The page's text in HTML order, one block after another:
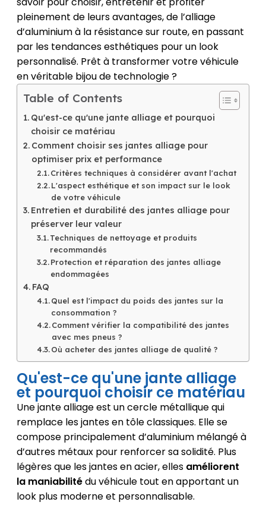
pleinement de leurs avantages, de l’alliage
d’aluminium à la résistance sur route, en passant
par les tendances esthétiques pour un look
personnalisé. Prêt à transformer votre véhicule
en véritable bijou de technologie ?
Table of Contents
Qu'est-ce qu'une jante alliage et pourquoi
choisir ce matériau
Comment choisir ses jantes alliage pour
optimiser prix et performance
Critères techniques à considérer avant l'achat
L'aspect esthétique et son impact sur le look
de votre véhicule
Entretien et durabilité des jantes alliage pour
préserver leur valeur
Techniques de nettoyage et produits
recommandés
Protection et réparation des jantes alliage
endommagées
FAQ
Quel est l'impact du poids des jantes sur la
consommation ?
Comment vérifier la compatibilité des jantes
avec mes pneus ?
Où acheter des jantes alliage de qualité ?
Qu'est-ce qu'une jante alliage
et pourquoi choisir ce matériau
Une jante alliage est un cercle métallique qui
remplace les jantes en tôle classiques. Elle se
compose principalement d’aluminium mélangé à
d’autres métaux pour renforcer sa solidité. Plus
légères que les jantes en acier, elles améliorent
la maniabilitédu véhicule tout en apportant un
look plus moderne et personnalisable.